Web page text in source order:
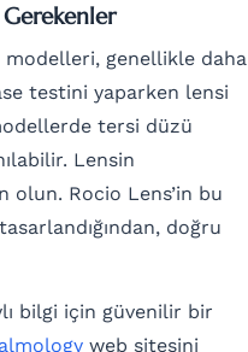
modelleri, genellikle daha
testini yaparken lensi
tersi düzü
Lensin
olun. Rocio Lens’in bu
doğru
bilgi için güvenilir bir
web sitesini